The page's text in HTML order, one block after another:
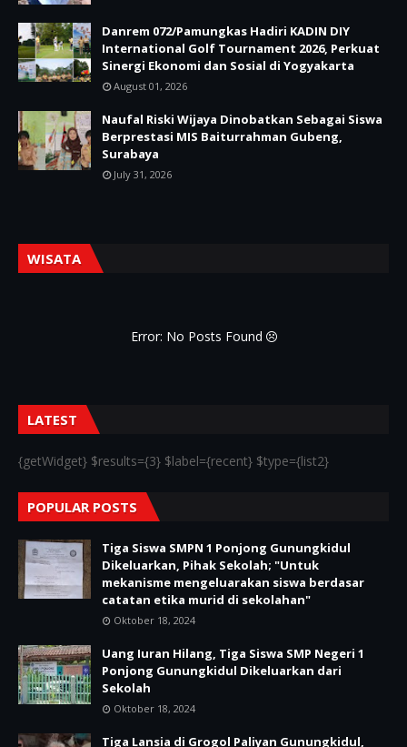
Danrem 072/Pamungkas Hadiri KADIN DIY
International Golf Tournament 2026, Perkuat
Sinergi Ekonomi dan Sosial di Yogyakarta
August 01, 2026
Naufal Riski Wijaya Dinobatkan Sebagai Siswa
Berprestasi MIS Baiturrahman Gubeng,
Surabaya
July 31, 2026
WISATA
Error: No Posts Found
LATEST
{getWidget} $results={3} $label={recent} $type={list2}
POPULAR POSTS
Tiga Siswa SMPN 1 Ponjong Gunungkidul
Dikeluarkan, Pihak Sekolah; "Untuk
mekanisme mengeluarakan siswa berdasar
catatan etika murid di sekolahan"
Oktober 18, 2024
Uang Iuran Hilang, Tiga Siswa SMP Negeri 1
Ponjong Gunungkidul Dikeluarkan dari
Sekolah
Oktober 18, 2024
Tiga Lansia di Grogol Paliyan Gunungkidul,